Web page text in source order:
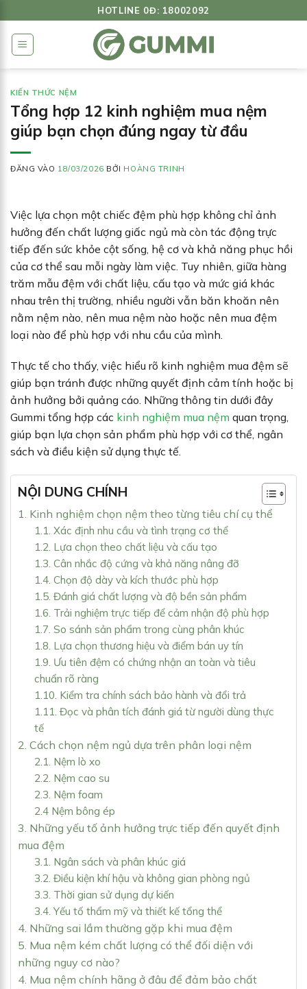
qua
dung
HOTLINE 0Đ: 18002092
KIẾN THỨC NỆM
Tổng hợp 12 kinh nghiệm mua nệm
giúp bạn chọn đúng ngay từ đầu
ĐĂNG VÀO 18/03/2026 BỞI HOÀNG TRINH
Việc lựa chọn một chiếc đệm phù hợp không chỉ ảnh
hưởng đến chất lượng giấc ngủ mà còn tác động trực
tiếp đến sức khỏe cột sống, hệ cơ và khả năng phục hồi
của cơ thể sau mỗi ngày làm việc. Tuy nhiên, giữa hàng
trăm mẫu đệm với chất liệu, cấu tạo và mức giá khác
nhau trên thị trường, nhiều người vẫn băn khoăn nên
nằm nệm nào, nên mua nệm nào hoặc nên mua đệm
loại nào để phù hợp với nhu cầu của mình.
Thực tế cho thấy, việc hiểu rõ kinh nghiệm mua đệm sẽ
giúp bạn tránh được những quyết định cảm tính hoặc bị
ảnh hưởng bởi quảng cáo. Những thông tin dưới đây
Gummi tổng hợp các kinh nghiệm mua nệm quan trọng,
giúp bạn lựa chọn sản phẩm phù hợp với cơ thể, ngân
sách và điều kiện sử dụng thực tế.
NỘI DUNG CHÍNH
1. Kinh nghiệm chọn nệm theo từng tiêu chí cụ thể
1.1. Xác định nhu cầu và tình trạng cơ thể
1.2. Lựa chọn theo chất liệu và cấu tạo
1.3. Cân nhắc độ cứng và khả năng nâng đỡ
1.4. Chọn độ dày và kích thước phù hợp
1.5. Đánh giá chất lượng và độ bền sản phẩm
1.6. Trải nghiệm trực tiếp để cảm nhận độ phù hợp
1.7. So sánh sản phẩm trong cùng phân khúc
1.8. Lựa chọn thương hiệu và điểm bán uy tín
1.9. Ưu tiên đệm có chứng nhận an toàn và tiêu
chuẩn rõ ràng
1.10. Kiểm tra chính sách bảo hành và đổi trả
1.11. Đọc và phân tích đánh giá từ người dùng thực
tế
2. Cách chọn nệm ngủ dựa trên phân loại nệm
2.1. Nệm lò xo
2.2. Nệm cao su
2.3. Nệm foam
2.4 Nệm bông ép
3. Những yếu tố ảnh hưởng trực tiếp đến quyết định
mua đệm
3.1. Ngân sách và phân khúc giá
3.2. Điều kiện khí hậu và không gian phòng ngủ
3.3. Thời gian sử dụng dự kiến
3.4. Yếu tố thẩm mỹ và thiết kế tổng thể
4. Những sai lầm thường gặp khi mua đệm
5. Mua nệm kém chất lượng có thể đối diện với
những nguy cơ nào?
4. Mua nệm chính hãng ở đâu để đảm bảo chất